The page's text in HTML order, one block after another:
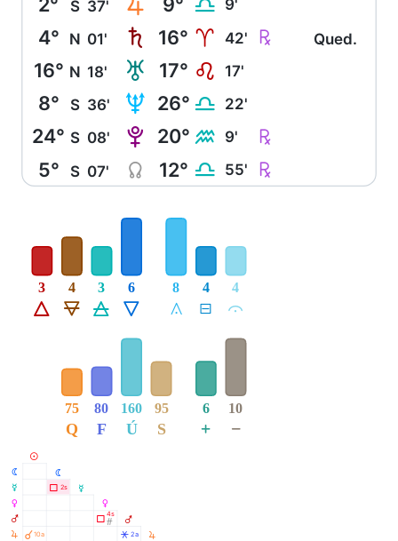
S 37' R G 9'
4° N 01' S 16° A 42' Ç Qued.
16° N 18' T 17° E 17'
8° S 36' U 26° G 22'
24° S 08' V 20° K 9' Ç
5° S 07' Y 12° G 55' Ç
Á
3
Ë
4
Ô
3
Ê
6
Å
8
É
4
Ă
4
Q
75
F
80
Ú
160
S
95
+
6
−
10
M
N
N
O
O
P
P
Q
Q
R
R À10a
Ã 2s
Ó
4s
Â 2a